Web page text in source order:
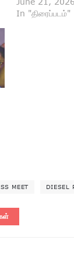
In "திரைப்படம்"
MEET DIESEL